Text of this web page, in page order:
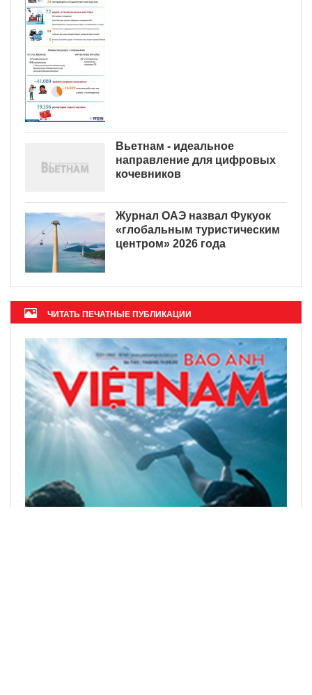
Вьетнам - идеальное
направление для цифровых
кочевников
Журнал ОАЭ назвал Фукуок
«глобальным туристическим
центром» 2026 года
ЧИТАТЬ ПЕЧАТНЫЕ ПУБЛИКАЦИИ